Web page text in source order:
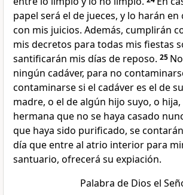
papel será el de jueces, y lo harán
con mis juicios. Además, cumplirán
mis decretos para todas mis fiestas
santificarán mis días de reposo. 25
ningún cadáver, para no
contaminarse si el cadáver es el de
madre, o el de algún hijo suyo, o
hermana que no se haya casado
que haya sido purificado, se
día que entre al atrio interior para
santuario, ofrecerá su expiación.
Palabra de Dios el